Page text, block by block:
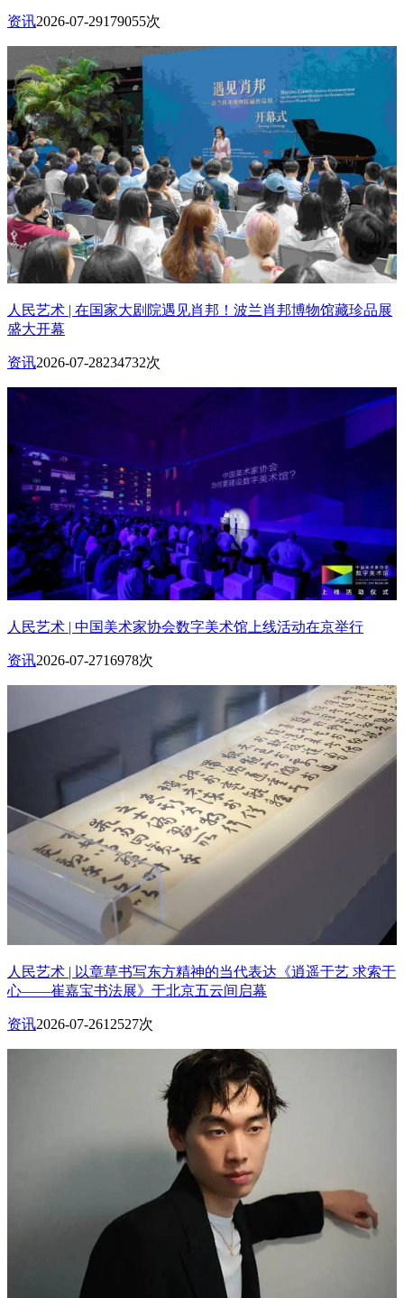
资讯2026-07-29179055次
人民艺术 | 在国家大剧院遇见肖邦！波兰肖邦博物馆藏珍品展
盛大开幕
资讯2026-07-28234732次
人民艺术 | 中国美术家协会数字美术馆上线活动在京举行
资讯2026-07-2716978次
人民艺术 | 以章草书写东方精神的当代表达《逍遥于艺 求索于
心——崔嘉宝书法展》于北京五云间启幕
资讯2026-07-2612527次